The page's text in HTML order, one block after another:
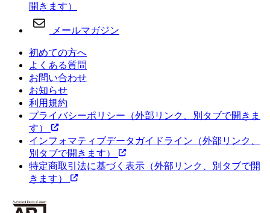
開きます）
メールマガジン
初めての方へ
よくある質問
お問い合わせ
お知らせ
利用規約
プライバシーポリシー （外部リンク、別タブで開きま
す）
インフォマティブデータガイドライン （外部リンク、
別タブで開きます）
特定商取引法に基づく表示 （外部リンク、別タブで開
きます）